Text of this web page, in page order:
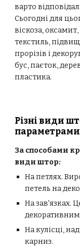
варто
Сьогодні для
віскоза,
текстиль,
прорізів і
бус, паєток,
пластика.
Різні види
параметрами
За способами
види штор:
На петлях.
петель на
На зав'язках.
На кулісці,
карниз.